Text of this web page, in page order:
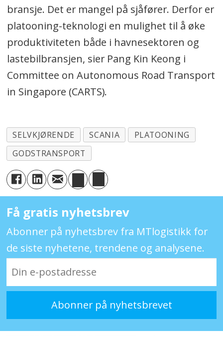
bransje. Det er mangel på sjåfører. Derfor er
platooning-teknologi en mulighet til å øke
produktiviteten både i havnesektoren og
lastebilbransjen, sier Pang Kin Keong i
Committee on Autonomous Road Transport
in Singapore (CARTS).
SELVKJØRENDE SCANIA
PLATOONING
GODSTRANSPORT
Få gratis nyhetsbrev
Abonner på nyhetsbrev fra MTlogistikk for
de siste nyhetene, trendene og analysene.